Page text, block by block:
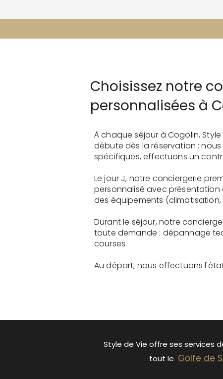
Choisissez notre
personnalisées à
À chaque séjour à Cogolin,
débute dès la réservation :
spécifiques, effectuons un
Le jour J, notre conciergerie
personnalisé avec
des équipements (climatisation,
Durant le séjour, notre
toute demande : dépannage
courses.
Au départ, nous effectuons
Style de Vie offre ses services
tout le Golfe de S